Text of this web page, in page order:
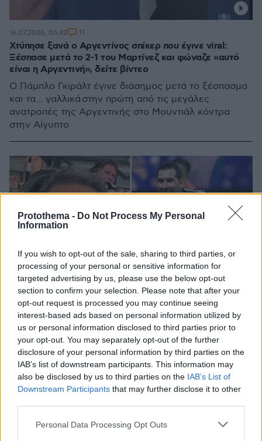
Protothema - Do Not Process My Personal
Information
If you wish to opt-out of the sale, sharing to third parties, or
processing of your personal or sensitive information for
targeted advertising by us, please use the below opt-out
section to confirm your selection. Please note that after your
opt-out request is processed you may continue seeing
interest-based ads based on personal information utilized by
us or personal information disclosed to third parties prior to
your opt-out. You may separately opt-out of the further
disclosure of your personal information by third parties on the
IAB’s list of downstream participants. This information may
also be disclosed by us to third parties on the IAB’s List of
Downstream Participants that may further disclose it to other
Please note that this website/app uses one or more Google
Personal Data Processing Opt Outs
Χτύπησε ξανά ο Αργεντίνος σπίκερ που έγινε viral:
Ξέσπασε μετά το 2-1 του Μαρτίνεζ και φώναζε «αυτό
είναι η Αργεντινή», δείτε βίντεο
Ο Πάμπλο Γκιράλτ έγινε διάσημος μετά το ξέσπασμα
και τα... γαλλικά στην πρώτη από τις μεγάλες
ανατροπές της Αργεντινής στο Μουντιάλ κόντρα
στην Αίγυπτο
16.07.2026, 06:42 11
Βίντεο: O παθιασμένος Αργεντίνος σπίκερ που